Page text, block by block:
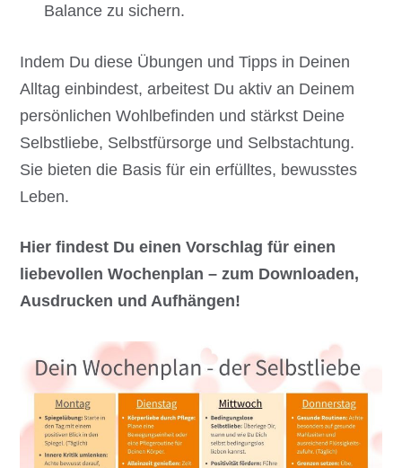
Balance zu sichern.
Indem Du diese Übungen und Tipps in Deinen
Alltag einbindest, arbeitest Du aktiv an Deinem
persönlichen Wohlbefinden und stärkst Deine
Selbstliebe, Selbstfürsorge und Selbstachtung.
Sie bieten die Basis für ein erfülltes, bewusstes
Leben.
Hier findest Du einen Vorschlag für einen
liebevollen Wochenplan – zum Downloaden,
Ausdrucken und Aufhängen!